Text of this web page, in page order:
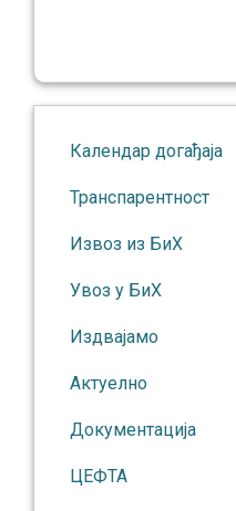
Календар догађаја
Транспарентност
Извоз из БиХ
Увоз у БиХ
Издвајамо
Актуелно
Документација
ЦЕФТА